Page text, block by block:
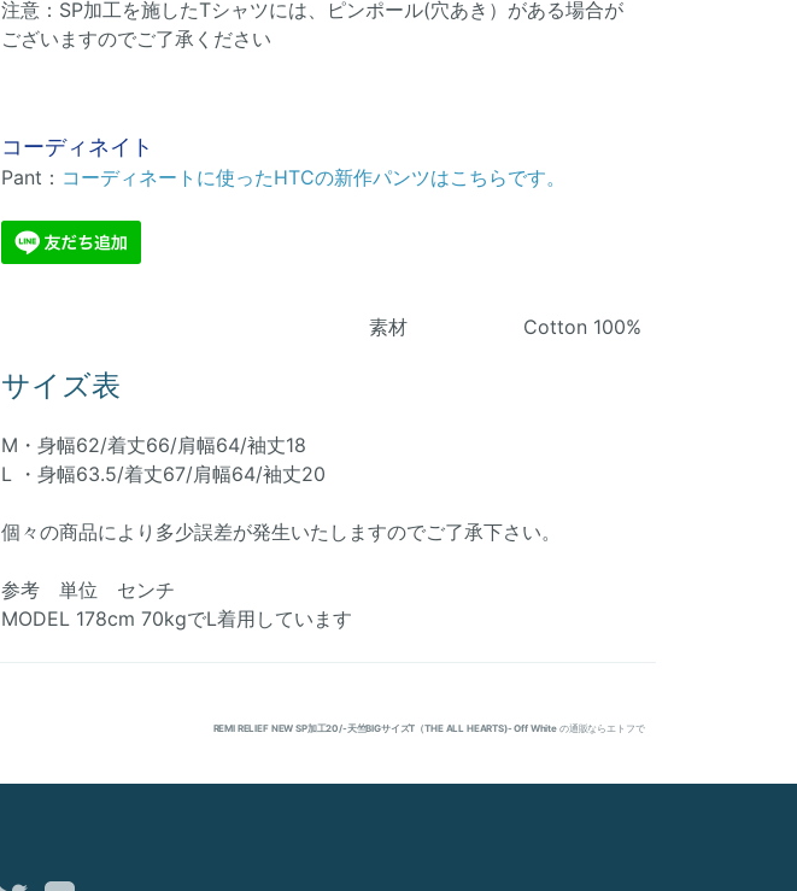
注意：SP加工を施したTシャツには、ピンポール(穴あき）がある場合が
ございますのでご了承ください
コーディネイト
Pant： コーディネートに使ったHTCの新作パンツはこちらです。
素材 Cotton 100%
サイズ表
M・身幅62/着丈66/肩幅64/袖丈18
L ・身幅63.5/着丈67/肩幅64/袖丈20
個々の商品により多少誤差が発生いたしますのでご了承下さい。
参考 単位 センチ
MODEL 178cm 70kgでL着用しています
REMI RELIEF NEW SP加工20/-天竺BIGサイズT（THE ALL HEARTS)- Off White の通販ならエトフで